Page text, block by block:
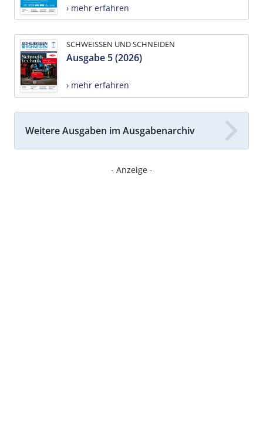
› mehr erfahren
SCHWEISSEN UND SCHNEIDEN
Ausgabe 5 (2026)
› mehr erfahren
Weitere Ausgaben im Ausgabenarchiv
- Anzeige -